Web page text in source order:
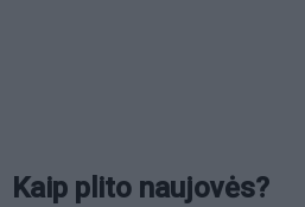
Kaip plito naujovės?